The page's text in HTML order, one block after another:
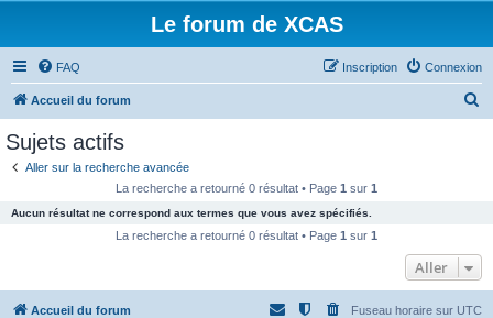
Le forum de XCAS
FAQ Connexion
Inscription
Accueil du forum
c
e
Sujets actifs
Aller sur la recherche avancée
La recherche a retourné 0 résultat • Page 1 sur 1
Aucun résultat ne correspond aux termes que vous avez spécifiés.
La recherche a retourné 0 résultat • Page 1 sur 1
Aller
Accueil du forum Fuseau horaire sur UTC